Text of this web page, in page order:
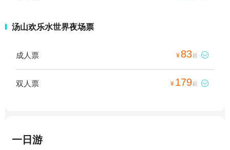
汤山欢乐水世界夜场票
成人票 ¥ 83起 
双人票 ¥ 179起 
一日游